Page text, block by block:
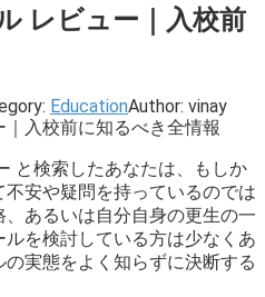
レビュー｜入校前
EducationAuthor: vinay
と検索したあなたは、もしか
安や疑問を持っているのでは
あるいは自分自身の更生の一
を検討している方は少なくあ
実態をよく知らずに決断する